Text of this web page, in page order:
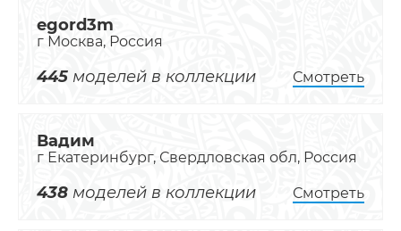
egord3m
г Москва, Россия
445 моделей в коллекции Смотреть
Вадим
г Екатеринбург, Свердловская обл, Россия
438 моделей в коллекции Смотреть